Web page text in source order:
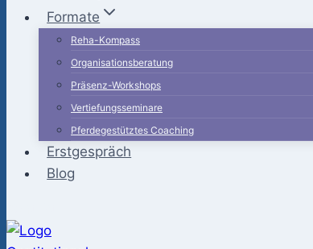
Formate
Reha-Kompass
Organisationsberatung
Präsenz-Workshops
Vertiefungsseminare
Pferdegestütztes Coaching
Erstgespräch
Blog